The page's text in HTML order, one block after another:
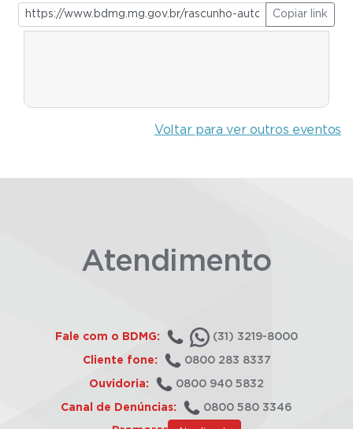
Copiar link
Voltar para ver outros eventos
Atendimento
Fale com o BDMG: (31) 3219-8000
Cliente fone: 0800 283 8337
Ouvidoria: 0800 940 5832
Canal de Denúncias: 0800 580 3346